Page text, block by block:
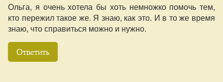
Ольга, я очень хотела бы хоть немножко помочь тем,
кто пережил такое же. Я знаю, как это. И в то же время
знаю, что справиться можно и нужно.
Ответить